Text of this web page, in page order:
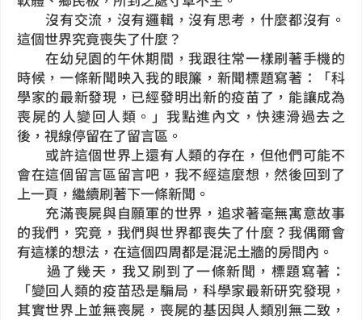
沒有交流，沒有邏輯，沒有思考，什麼都沒有。
這個世界究竟喪失了什麼？
在幼兒園的午休期間，我跟往常一樣刷著手機的
時候，一條新聞映入我的眼簾，新聞標題寫著：「科
學家的最新發現，已經發明出新的疫苗了，能讓成為
喪屍的人變回人類。」我點進內文，快速滑過去之
後，視線停留在了留言區。
或許這個世界上還有人類的存在，但他們可能不
會在這個留言區留言吧，我不經這麼想，然後回到了
上一頁，繼續刷著下一條新聞。
充滿喪屍與自願軍的世界，追求著毫無寓意故事
的我們，究竟，我們與世界都喪失了什麼？我偶爾會
有這樣的想法，在這個四周都是混泥土牆的房間內。
過了幾天，我又刷到了一條新聞，標題寫著：
「變回人類的疫苗恐是騙局，科學家最新研究發現，
其實世界上並無喪屍，喪屍的基因與人類別無二致，